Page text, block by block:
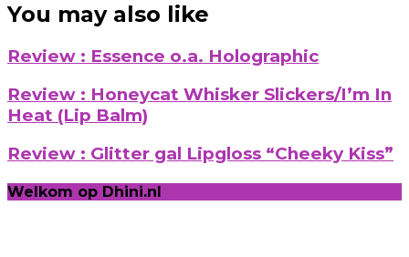
You may also like
Review : Essence o.a. Holographic
Review : Honeycat Whisker Slickers/I’m In
Heat (Lip Balm)
Review : Glitter gal Lipgloss “Cheeky Kiss”
Welkom op Dhini.nl